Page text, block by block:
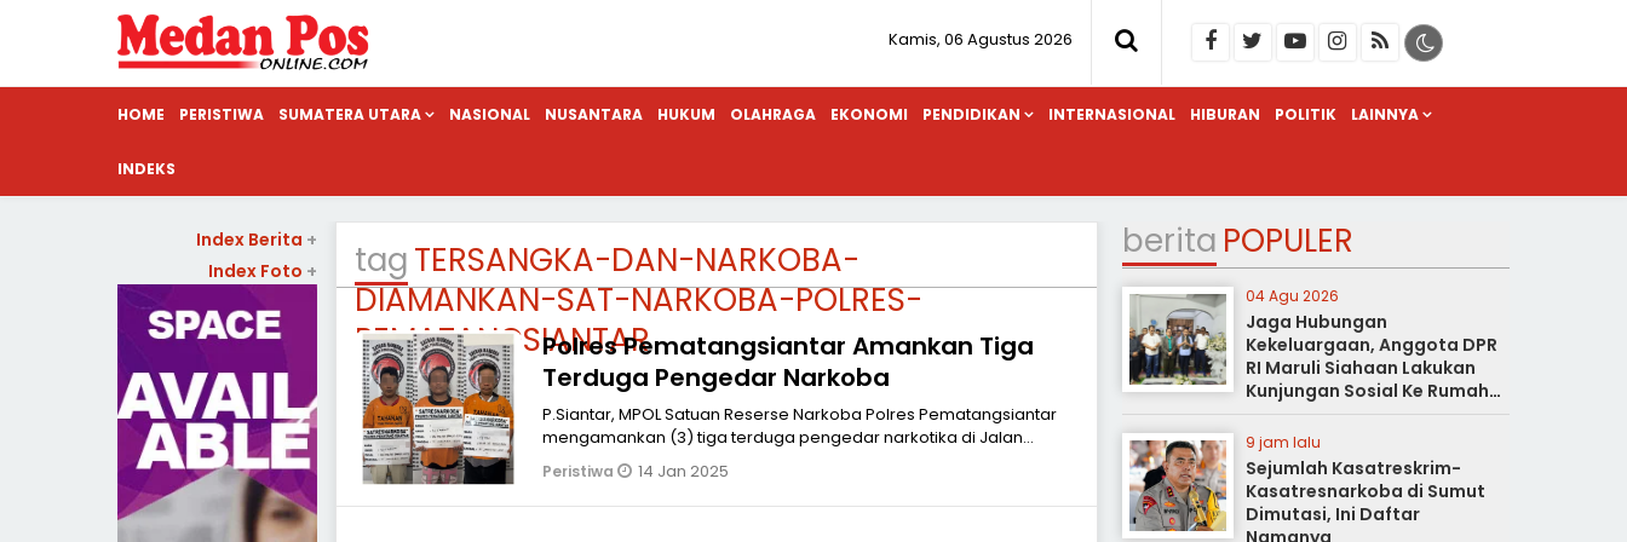
Kamis, 06 Agustus 2026
HOME PERISTIWA SUMATERA UTARA NASIONAL NUSANTARA HUKUM OLAHRAGA EKONOMI PENDIDIKAN INTERNASIONAL HIBURAN POLITIK LAINNYA
INDEKS
tagTERSANGKA-DAN-NARKOBA-
DIAMANKAN-SAT-NARKOBA-POLRES-
PEMATANGSIANTARPolres Pematangsiantar Amankan Tiga
Terduga Pengedar Narkoba
P.Siantar, MPOL Satuan Reserse Narkoba Polres Pematangsiantar
mengamankan (3) tiga terduga pengedar narkotika di Jalan
Sisingamangaraja Kel
Peristiwa 14 Jan 2025
Index Berita +
Index Foto +
berita POPULER
04 Agu 2026
Jaga Hubungan
Kekeluargaan, Anggota DPR
RI Maruli Siahaan Lakukan
Kunjungan Sosial Ke Rumah
Duka
9 jam lalu
Sejumlah Kasatreskrim-
Kasatresnarkoba di Sumut
Dimutasi, Ini Daftar
Namanya